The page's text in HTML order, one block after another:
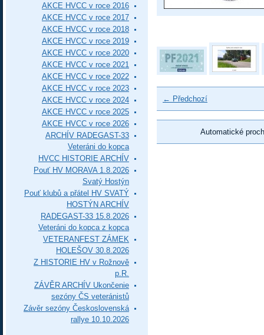
← Předchozí
Automatické
AKCE HVCC v roce 2016
AKCE HVCC v roce 2017
AKCE HVCC v roce 2018
AKCE HVCC v roce 2019
AKCE HVCC v roce 2020
AKCE HVCC v roce 2021
AKCE HVCC v roce 2022
AKCE HVCC v roce 2023
AKCE HVCC v roce 2024
AKCE HVCC v roce 2025
AKCE HVCC v roce 2026
ARCHÍV RADEGAST-33
Veteráni do kopca
HVCC HISTORIE ARCHÍV
Pouť HV MORAVA 1.8.2026
Svatý Hostýn
Pouť klubů a přátel HV SVATÝ
HOSTÝN ARCHÍV
RADEGAST-33 15.8.2026
Veteráni do kopca z kopca
VETERANFEST ZÁMEK
HOLEŠOV 30.8.2026
Z HISTORIE HV v Rožnově
p.R.
ZÁVĚR ARCHÍV Ukončenie
sezóny ČS veteránistů
Závěr sezóny Československá
rallye 10.10.2026